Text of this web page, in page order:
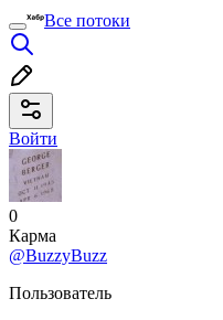
Все потоки
Войти
0
Карма
@BuzzyBuzz
Пользователь